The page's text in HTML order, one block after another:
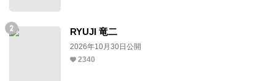
RYUJI 竜二
2026年10月30日公開
2340